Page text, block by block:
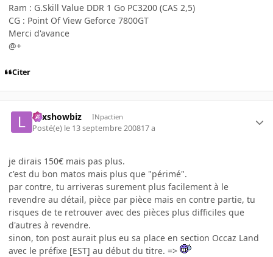
Ram : G.Skill Value DDR 1 Go PC3200 (CAS 2,5)
CG : Point Of View Geforce 7800GT
Merci d'avance
@+
Citer
Lexshowbiz INpactien
Posté(e) le 13 septembre 200817 a
je dirais 150€ mais pas plus.
c'est du bon matos mais plus que "périmé".
par contre, tu arriveras surement plus facilement à le
revendre au détail, pièce par pièce mais en contre partie, tu
risques de te retrouver avec des pièces plus difficiles que
d'autres à revendre.
sinon, ton post aurait plus eu sa place en section Occaz Land
avec le préfixe [EST] au début du titre. =>